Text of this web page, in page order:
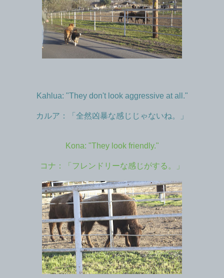
Kahlua: "They don't look aggressive at all."
カルア：「全然凶暴な感じじゃないね。」
Kona: "They look friendly."
コナ：「フレンドリーな感じがする。」